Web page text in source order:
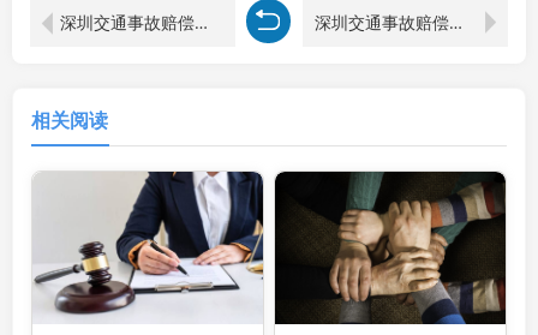
深圳交通事故赔偿律师解读交通事故医疗费用赔偿计算 深圳交通事故赔偿律师解读交通事故责任人赔偿损失标准
相关阅读